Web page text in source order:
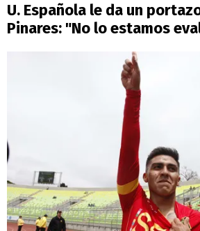
U. Española le da un
Pinares: "No lo estamos